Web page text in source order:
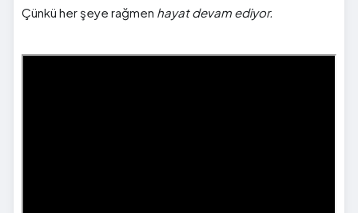
Çünkü her şeye rağmen hayat devam ediyor.